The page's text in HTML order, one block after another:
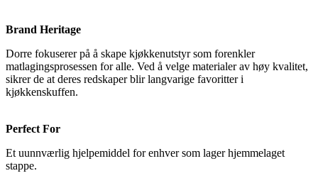
Brand Heritage
Dorre fokuserer på å skape kjøkkenutstyr som forenkler
matlagingsprosessen for alle. Ved å velge materialer av høy kvalitet,
sikrer de at deres redskaper blir langvarige favoritter i
kjøkkenskuffen.
Perfect For
Et uunnværlig hjelpemiddel for enhver som lager hjemmelaget
stappe.